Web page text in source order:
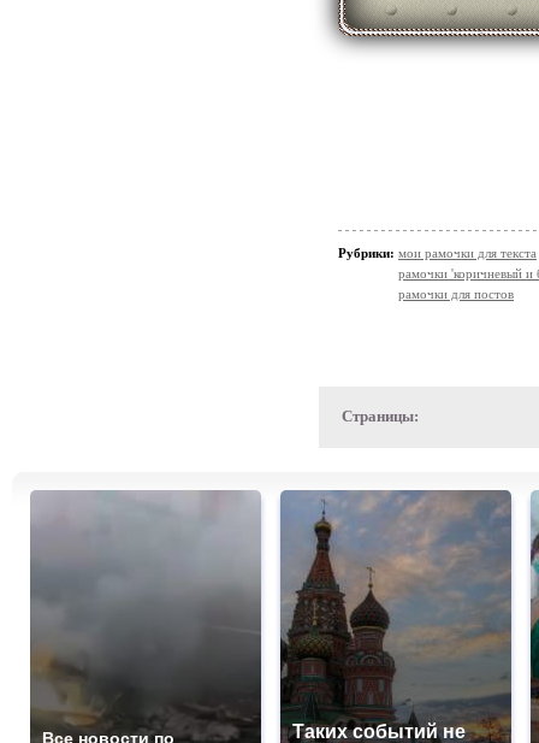
Рубрики: мои рамочки для текста
рамочки 'коричневый
рамочки для постов
Страницы:
Все новости по Таких событий не